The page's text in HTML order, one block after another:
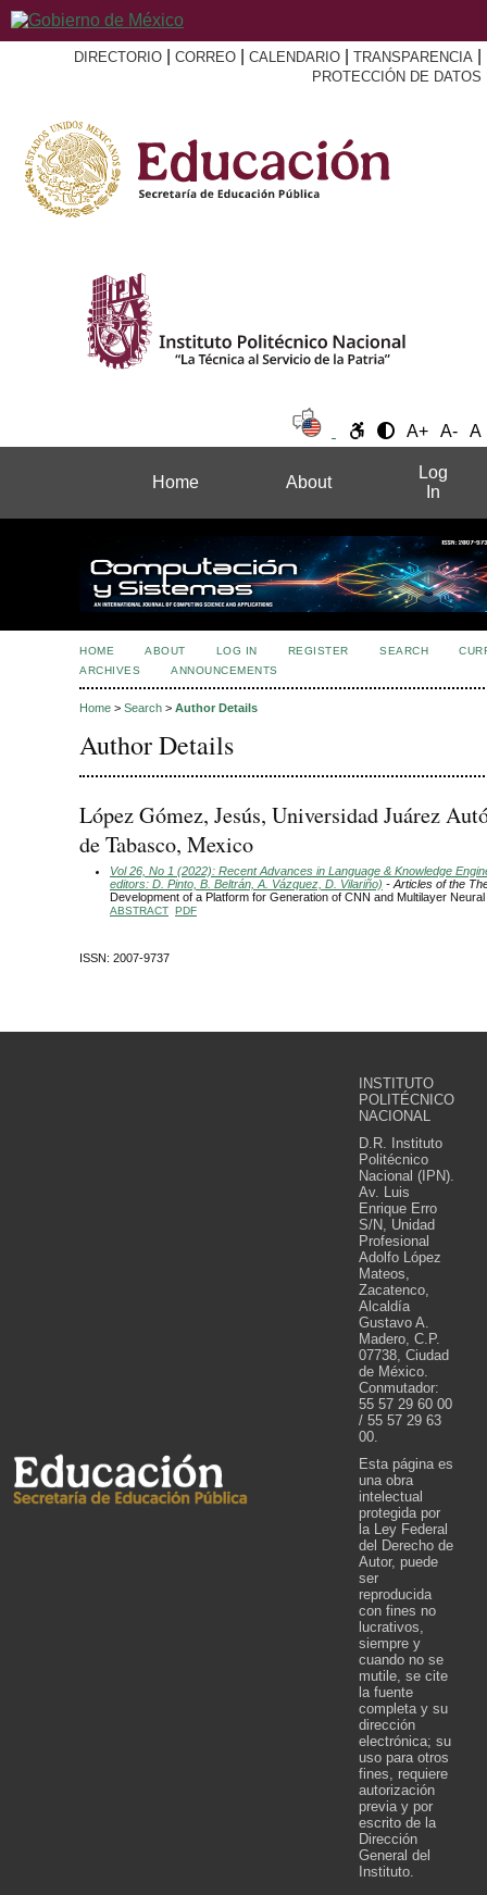
DIRECTORIO CORREO CALENDARIO TRANSPARENCIA
PROTECCIÓN DE DATOS
A+ A- A
Home About
Log
In
HOME ABOUT LOG IN REGISTER SEARCH
ARCHIVES
ANNOUNCEMENTS
Home > Search > Author Details
Author Details
López Gómez, Jesús, Universidad Juárez
de Tabasco, Mexico
Vol 26, No 1 (2022): Recent Advances in Language & Knowledge
editors: D. Pinto, B. Beltrán, A. Vázquez, D. Vilariño) - Articles of the
Development of a Platform for Generation of CNN and Multilayer
ABSTRACT PDF
ISSN: 2007-9737
INSTITUTO
POLITÉCNICO
NACIONAL
D.R. Instituto
Politécnico
Nacional (IPN).
Av. Luis
Enrique Erro
S/N, Unidad
Profesional
Adolfo López
Mateos,
Zacatenco,
Alcaldía
Gustavo A.
Madero, C.P.
07738, Ciudad
de México.
Conmutador:
55 57 29 60 00
/ 55 57 29 63
00.
Esta página es
una obra
intelectual
protegida por
la Ley Federal
del Derecho de
Autor, puede
ser
reproducida
con fines no
lucrativos,
siempre y
cuando no se
mutile, se cite
la fuente
completa y su
dirección
electrónica; su
uso para otros
fines, requiere
autorización
previa y por
escrito de la
Dirección
General del
Instituto.